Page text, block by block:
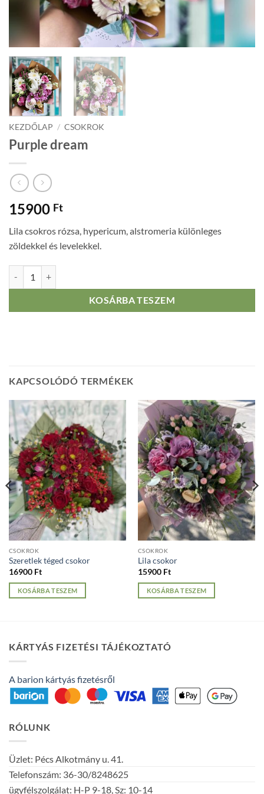
KEZDŐLAP / CSOKROK
Purple dream
15900 Ft
Lila csokros rózsa, hypericum, alstromeria különleges
zöldekkel és levelekkel.
KOSÁRBA TESZEM
KAPCSOLÓDÓ TERMÉKEK
CSOKROK
Szeretlek téged csokor
16900 Ft
KOSÁRBA TESZEM
CSOKROK
Lila csokor
15900 Ft
KOSÁRBA TESZEM
KÁRTYÁS FIZETÉSI TÁJÉKOZTATÓ
A barion kártyás fizetésről
RÓLUNK
Üzlet: Pécs Alkotmány u. 41.
Telefonszám: 36-30/8248625
ügyfélszolgálat: H-P 9-18, Sz: 10-14